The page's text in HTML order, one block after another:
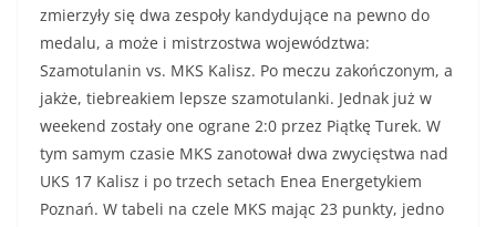
zmierzyły się dwa zespoły kandydujące na pewno do
medalu, a może i mistrzostwa województwa:
Szamotulanin vs. MKS Kalisz. Po meczu zakończonym, a
jakże, tiebreakiem lepsze szamotulanki. Jednak już w
weekend zostały one ograne 2:0 przez Piątkę Turek. W
tym samym czasie MKS zanotował dwa zwycięstwa nad
UKS 17 Kalisz i po trzech setach Enea Energetykiem
Poznań. W tabeli na czele MKS mając 23 punkty, jedno